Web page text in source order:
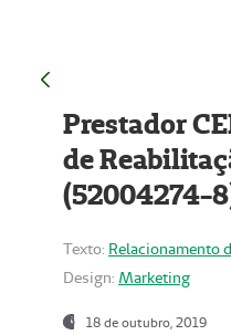
Prestador
de
(52004274-
Texto: Relacionamento
Design: Marketing
18 de outubro, 2019